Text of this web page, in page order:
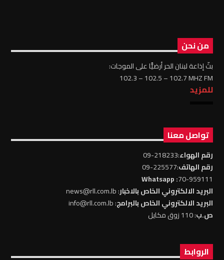
من نحن
بثّ إذاعة لبنان الحر أرضيًّا على الموجات:
102.3 – 102.5 – 102.7 MHZ FM
للمزيد
تواصل معنا
رقم الهواء:218233-09
رقم الهاتف:225577-09
70-959111
: Whatsapp
البريد الالكتروني الخاص بالاخبار: news@rll.com.lb
البريد الالكتروني الخاص بالبرامج: info@rll.com.lb
ص.ب: 110 زوق مكايل
الروابط